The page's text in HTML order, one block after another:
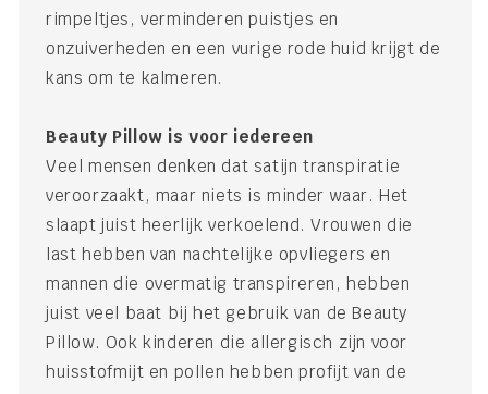
rimpeltjes, verminderen puistjes en
onzuiverheden en een vurige rode huid krijgt de
kans om te kalmeren.
Beauty Pillow is voor iedereen
Veel mensen denken dat satijn transpiratie
veroorzaakt, maar niets is minder waar. Het
slaapt juist heerlijk verkoelend. Vrouwen die
last hebben van nachtelijke opvliegers en
mannen die overmatig transpireren, hebben
juist veel baat bij het gebruik van de Beauty
Pillow. Ook kinderen die allergisch zijn voor
huisstofmijt en pollen hebben profijt van de